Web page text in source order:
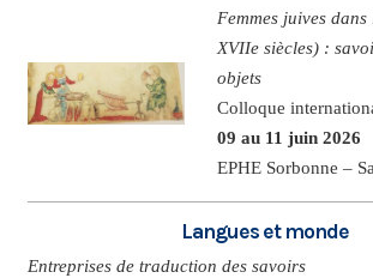
Femmes juives
XVIIe siècles) :
objets
Colloque
09 au 11 juin 2026
EPHE Sorbonne –
Langues et monde
Entreprises de traduction des savoirs